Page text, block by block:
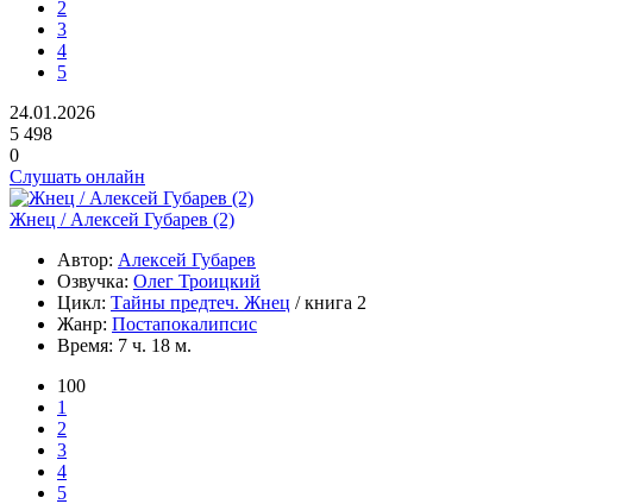
2
3
4
5
24.01.2026
5 498
0
Слушать онлайн
Жнец / Алексей Губарев (2)
Автор: Алексей Губарев
Озвучка: Олег Троицкий
Цикл: Тайны предтеч. Жнец / книга 2
Жанр: Постапокалипсис
Время: 7 ч. 18 м.
100
1
2
3
4
5